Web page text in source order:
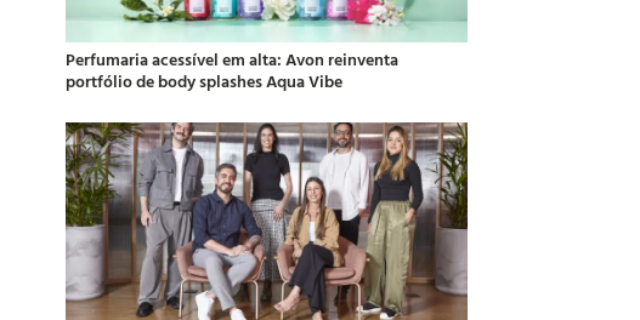
Perfumaria acessível em alta: Avon reinventa
portfólio de body splashes Aqua Vibe